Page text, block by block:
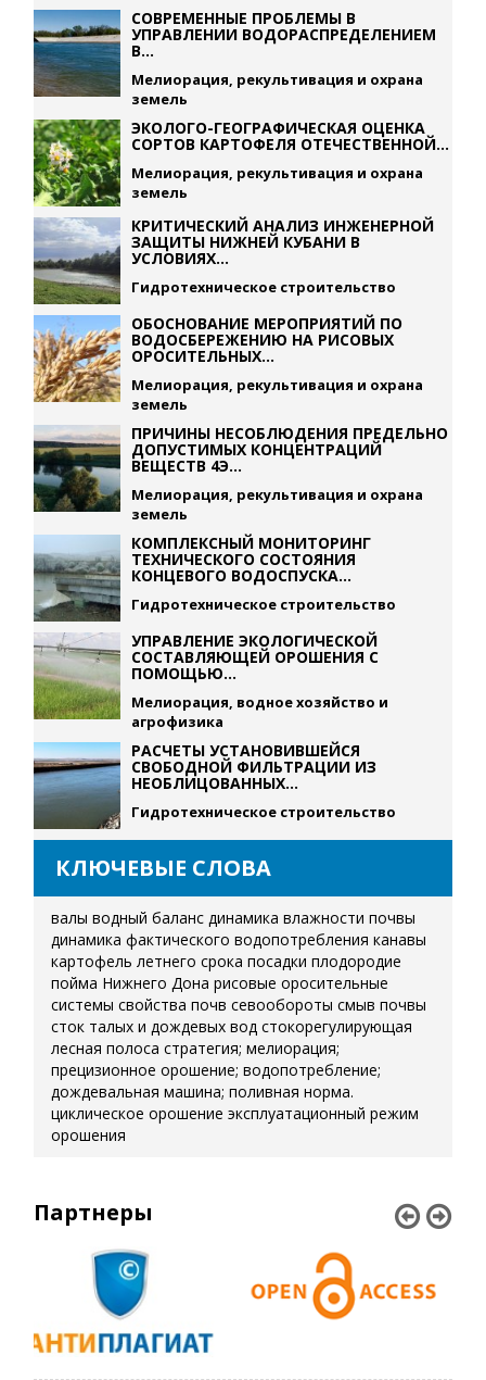
СОВРЕМЕННЫЕ ПРОБЛЕМЫ В
УПРАВЛЕНИИ ВОДОРАСПРЕДЕЛЕНИЕМ
В...
Мелиорация, рекультивация и охрана
земель
ЭКОЛОГО-ГЕОГРАФИЧЕСКАЯ ОЦЕНКА
СОРТОВ КАРТОФЕЛЯ ОТЕЧЕСТВЕННОЙ...
Мелиорация, рекультивация и охрана
земель
КРИТИЧЕСКИЙ АНАЛИЗ ИНЖЕНЕРНОЙ
ЗАЩИТЫ НИЖНЕЙ КУБАНИ В
УСЛОВИЯХ...
Гидротехническое строительство
ОБОСНОВАНИЕ МЕРОПРИЯТИЙ ПО
ВОДОСБЕРЕЖЕНИЮ НА РИСОВЫХ
ОРОСИТЕЛЬНЫХ...
Мелиорация, рекультивация и охрана
земель
ПРИЧИНЫ НЕСОБЛЮДЕНИЯ ПРЕДЕЛЬНО
ДОПУСТИМЫХ КОНЦЕНТРАЦИЙ
ВЕЩЕСТВ 4Э...
Мелиорация, рекультивация и охрана
земель
КОМПЛЕКСНЫЙ МОНИТОРИНГ
ТЕХНИЧЕСКОГО СОСТОЯНИЯ
КОНЦЕВОГО ВОДОСПУСКА...
Гидротехническое строительство
УПРАВЛЕНИЕ ЭКОЛОГИЧЕСКОЙ
СОСТАВЛЯЮЩЕЙ ОРОШЕНИЯ С
ПОМОЩЬЮ...
Мелиорация, водное хозяйство и
агрофизика
РАСЧЕТЫ УСТАНОВИВШЕЙСЯ
СВОБОДНОЙ ФИЛЬТРАЦИИ ИЗ
НЕОБЛИЦОВАННЫХ...
Гидротехническое строительство
КЛЮЧЕВЫЕ СЛОВА
валы водный баланс динамика влажности почвы
динамика фактического водопотребления канавы
картофель летнего срока посадки плодородие
пойма Нижнего Дона рисовые оросительные
системы свойства почв севообороты смыв почвы
сток талых и дождевых вод стокорегулирующая
лесная полоса стратегия; мелиорация;
прецизионное орошение; водопотребление;
дождевальная машина; поливная норма.
циклическое орошение эксплуатационный режим
орошения
Партнеры